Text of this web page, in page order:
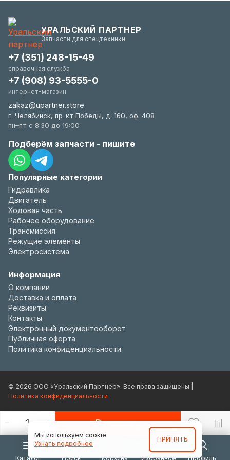
В корзину
гибки и всегда заинтересованы в вашем
удобстве.
УРАЛЬСКИЙ ПАРТНЕР
Запчасти для спецтехники
Популярные категории
Гидравлика
Двигатель
Ходовая часть
Рабочее оборудование
Трансмиссия
Режущие элементы
Электросистема
Информация
О компании
Доставка и оплата
Реквизиты
Контакты
Электронный документооборот
Публичная оферта
Политика конфиденциальности
+7 (351) 248-15-49
справочная служба
+7 (908) 93-5555-0
интернет-магазин
zakaz@upartner.store
г. Челябинск, пр-кт Победы, д. 160, оф. 408
пн–пт с 8:30 до 19:00
Подберём запчасти - пишите
© 2026 ООО «Уральский Партнер». Все права защищены |
Политика конфиденциальности
Каталог Поиск Корзина Избранное Профиль
Мы используем cookie
Узнать подробнее
ПРИНЯТЬ